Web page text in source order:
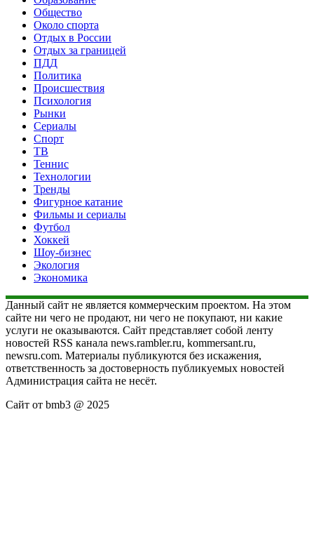
Общество
Около спорта
Отдых в России
Отдых за границей
ПДД
Политика
Происшествия
Психология
Рынки
Сериалы
Спорт
ТВ
Теннис
Технологии
Тренды
Фигурное катание
Фильмы и сериалы
Футбол
Хоккей
Шоу-бизнес
Экология
Экономика
Данный сайт не является коммерческим проектом. На этом
сайте ни чего не продают, ни чего не покупают, ни какие
услуги не оказываются. Сайт представляет собой ленту
новостей RSS канала news.rambler.ru, kommersant.ru,
newsru.com. Материалы публикуются без искажения,
ответственность за достоверность публикуемых новостей
Администрация сайта не несёт.
Сайт от bmb3 @ 2025